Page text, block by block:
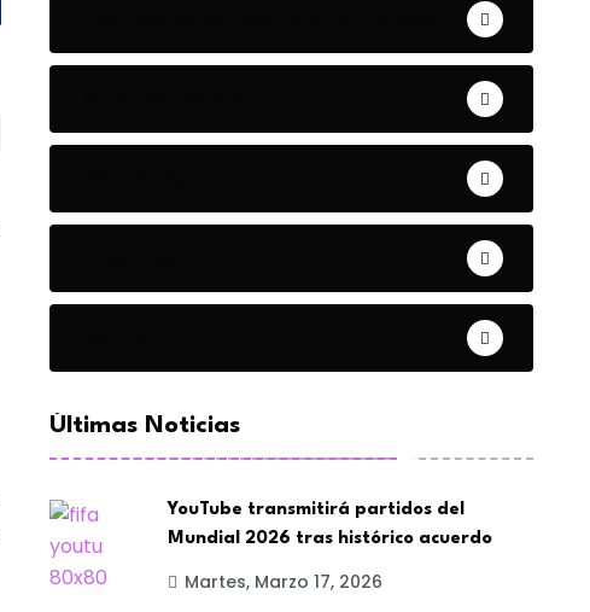
Últimas Noticias
YouTube transmitirá partidos del
Mundial 2026 tras histórico acuerdo
Martes, Marzo 17, 2026